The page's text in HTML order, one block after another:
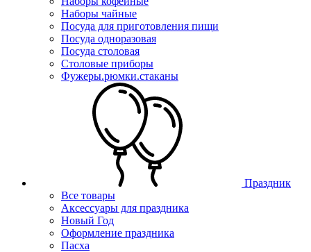
Наборы чайные
Посуда для приготовления пищи
Посуда одноразовая
Посуда столовая
Столовые приборы
Фужеры.рюмки.стаканы
Праздник
Все товары
Аксессуары для праздника
Новый Год
Оформление праздника
Пасха